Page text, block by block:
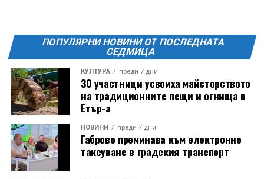
ПОПУЛЯРНИ НОВИНИ ОТ ПОСЛЕДНАТА
СЕДМИЦА
КУЛТУРА преди 7 дни
30 участници усвоиха майсторството
на традиционните пещи и огнища в
Етър-а
НОВИНИ преди 7 дни
Габрово преминава към електронно
таксуване в градския транспорт